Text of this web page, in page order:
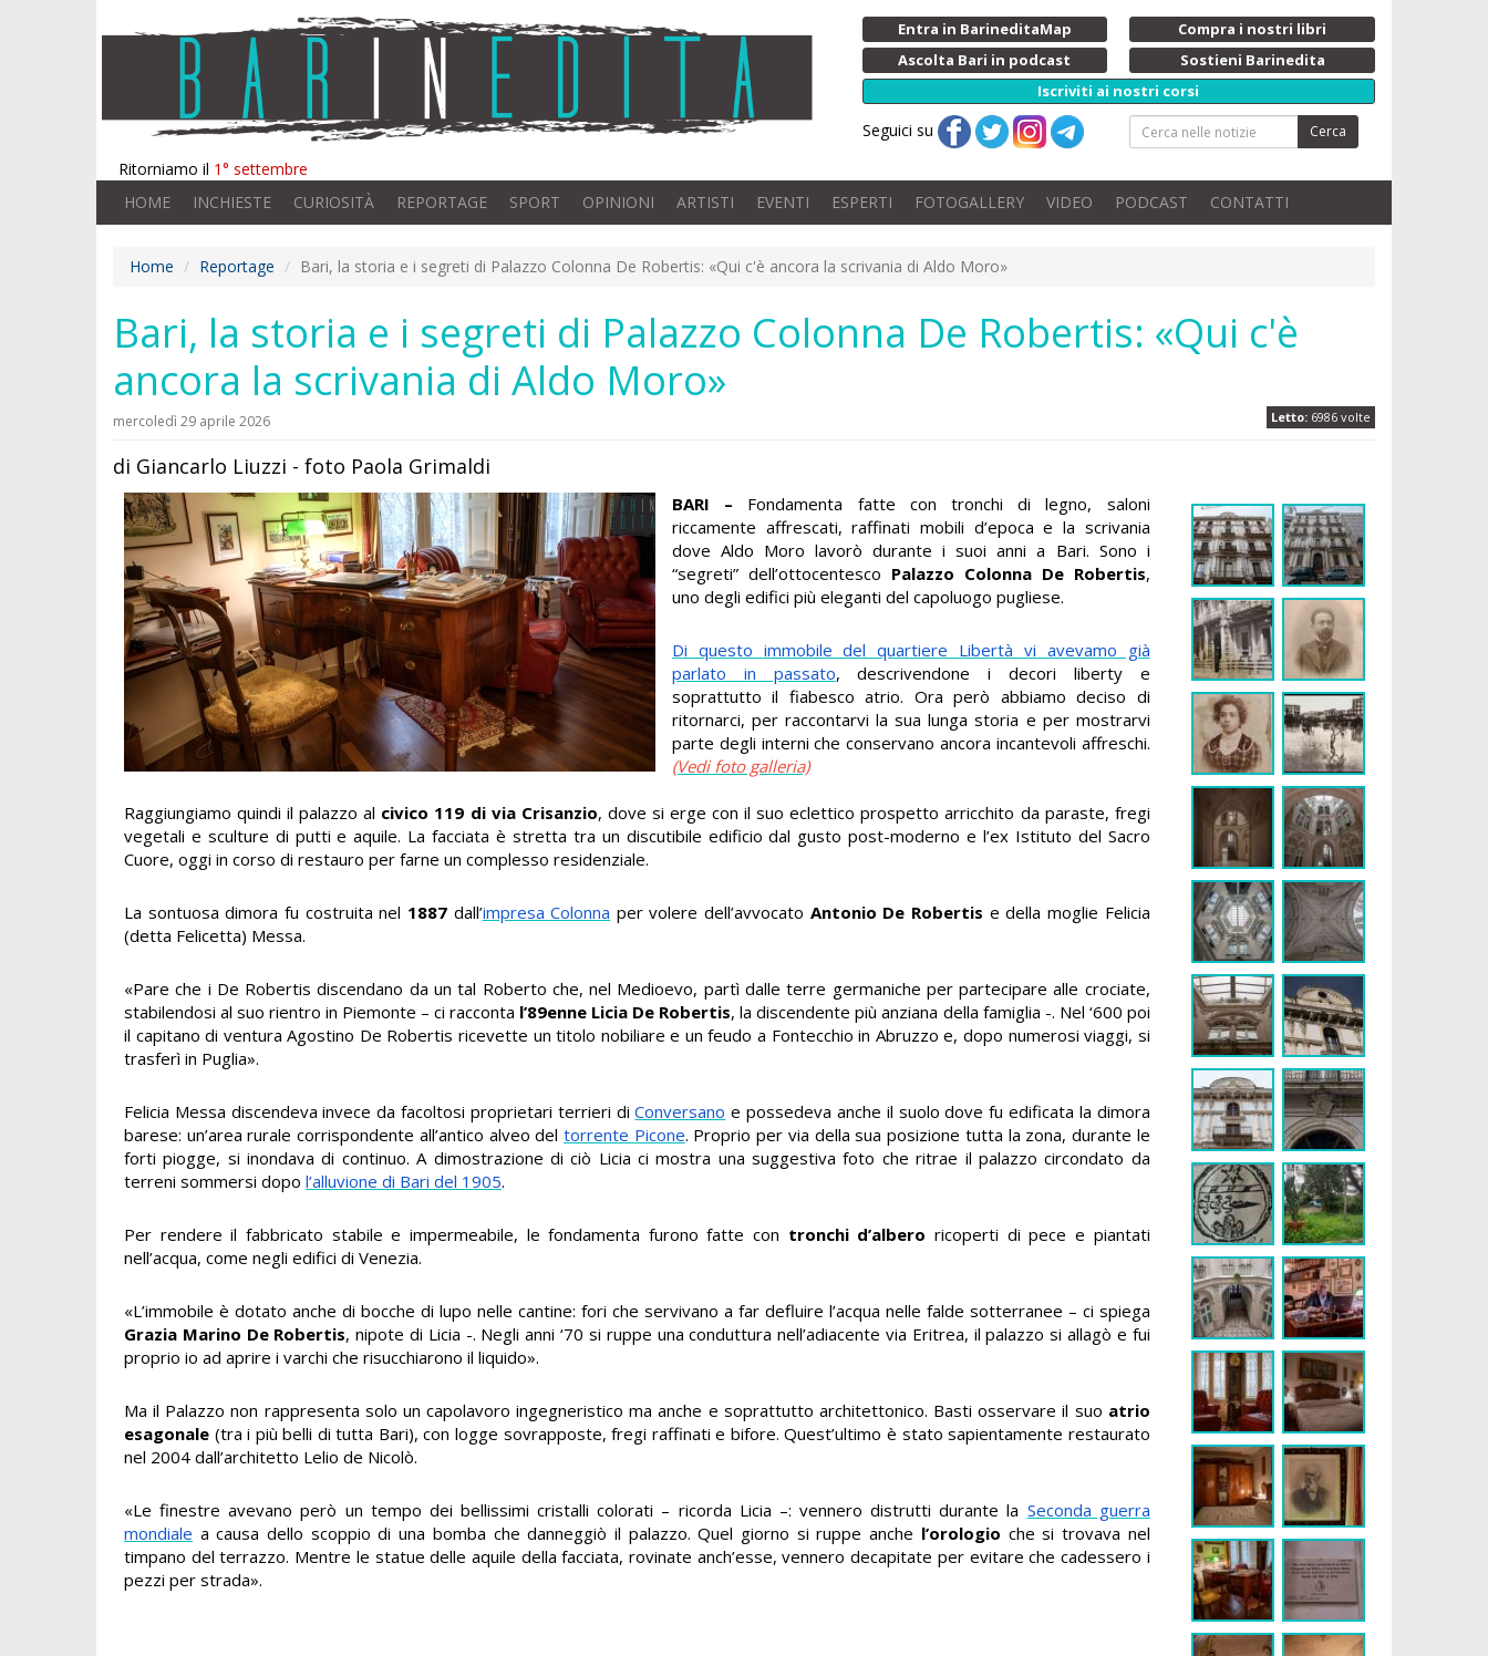
Ritorniamo il 1° settembre
Entra in BarineditaMap
Compra i nostri libri
Ascolta Bari in podcast
Sostieni Barinedita
Iscriviti ai nostri corsi
Seguici su Cerca
HOME INCHIESTE CURIOSITÀ REPORTAGE SPORT OPINIONI ARTISTI EVENTI ESPERTI FOTOGALLERY VIDEO PODCAST CONTATTI
Home Reportage Bari, la storia e i segreti di Palazzo Colonna De Robertis: «Qui c'è ancora la scrivania di Aldo Moro»
Bari, la storia e i segreti di Palazzo Colonna De Robertis: «Qui c'è
ancora la scrivania di Aldo Moro»
Letto: 6986 volte
mercoledì 29 aprile 2026
di Giancarlo Liuzzi - foto Paola Grimaldi
BARI – Fondamenta fatte con tronchi di legno, saloni
riccamente affrescati, raffinati mobili d’epoca e la scrivania
dove Aldo Moro lavorò durante i suoi anni a Bari. Sono i
“segreti” dell’ottocentesco Palazzo Colonna De Robertis,
uno degli edifici più eleganti del capoluogo pugliese.
Di questo immobile del quartiere Libertà vi avevamo già
parlato in passato, descrivendone i decori liberty e
soprattutto il fiabesco atrio. Ora però abbiamo deciso di
ritornarci, per raccontarvi la sua lunga storia e per mostrarvi
parte degli interni che conservano ancora incantevoli affreschi.
(Vedi foto galleria)
Raggiungiamo quindi il palazzo al civico 119 di via Crisanzio, dove si erge con il suo eclettico prospetto arricchito da paraste, fregi
vegetali e sculture di putti e aquile. La facciata è stretta tra un discutibile edificio dal gusto post-moderno e l’ex Istituto del Sacro
Cuore, oggi in corso di restauro per farne un complesso residenziale.
La sontuosa dimora fu costruita nel 1887dall’impresa Colonna per volere dell’avvocato Antonio De Robertis e della moglie Felicia
(detta Felicetta) Messa.
«Pare che i De Robertis discendano da un tal Roberto che, nel Medioevo, partì dalle terre germaniche per partecipare alle crociate,
stabilendosi al suo rientro in Piemonte – ci racconta l’89enne Licia De Robertis, la discendente più anziana della famiglia -. Nel ‘600 poi
il capitano di ventura Agostino De Robertis ricevette un titolo nobiliare e un feudo a Fontecchio in Abruzzo e, dopo numerosi viaggi, si
trasferì in Puglia».
Felicia Messa discendeva invece da facoltosi proprietari terrieri diConversano e possedeva anche il suolo dove fu edificata la dimora
barese: un’area rurale corrispondente all’antico alveo deltorrente Picone. Proprio per via della sua posizione tutta la zona, durante le
forti piogge, si inondava di continuo. A dimostrazione di ciò Licia ci mostra una suggestiva foto che ritrae il palazzo circondato da
terreni sommersi dopo l’alluvione di Bari del 1905.
Per rendere il fabbricato stabile e impermeabile, le fondamenta furono fatte con tronchi d’albero ricoperti di pece e piantati
nell’acqua, come negli edifici di Venezia.
«L’immobile è dotato anche di bocche di lupo nelle cantine: fori che servivano a far defluire l’acqua nelle falde sotterranee – ci spiega
Grazia Marino De Robertis, nipote di Licia -. Negli anni ‘70 si ruppe una conduttura nell’adiacente via Eritrea, il palazzo si allagò e fui
proprio io ad aprire i varchi che risucchiarono il liquido».
Ma il Palazzo non rappresenta solo un capolavoro ingegneristico ma anche e soprattutto architettonico. Basti osservare il suo atrio
esagonale (tra i più belli di tutta Bari), con logge sovrapposte, fregi raffinati e bifore. Quest’ultimo è stato sapientamente restaurato
nel 2004 dall’architetto Lelio de Nicolò.
«Le finestre avevano però un tempo dei bellissimi cristalli colorati – ricorda Licia –: vennero distrutti durante la Seconda guerra
mondiale a causa dello scoppio di una bomba che danneggiò il palazzo. Quel giorno si ruppe anche l’orologio che si trovava nel
timpano del terrazzo. Mentre le statue delle aquile della facciata, rovinate anch’esse, vennero decapitate per evitare che cadessero i
pezzi per strada».